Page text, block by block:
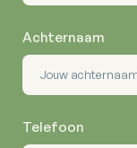
Achternaam
Telefoon